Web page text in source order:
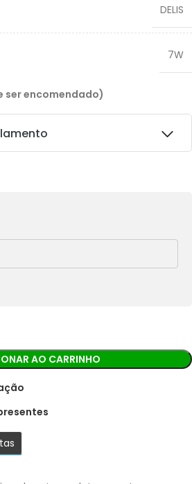
DELIS
7W
ser encomendado)
você receberá os detalhes para
AO CARRINHO